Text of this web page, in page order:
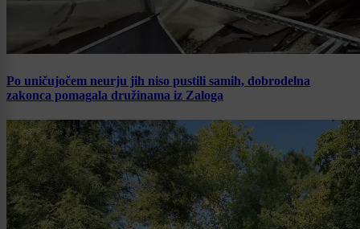
Po uničujočem neurju jih niso pustili samih, dobrodelna
zakonca pomagala družinama iz Zaloga